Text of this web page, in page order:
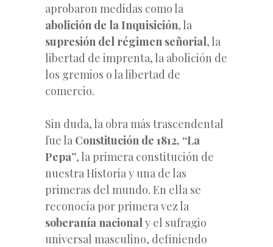
aprobaron medidas como la
abolición de la Inquisición, la
supresión del régimen señorial, la
libertad de imprenta, la abolición de
los gremios o la libertad de
comercio.
Sin duda, la obra más trascendental
fue la Constitución de 1812, “La
Pepa”, la primera constitución de
nuestra Historia y una de las
primeras del mundo. En ella se
reconocía por primera vez la
soberanía nacionaly el sufragio
universal masculino, definiendo